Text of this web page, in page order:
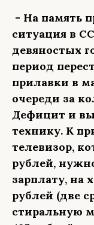
- На память
ситуация в
девяностых
период
прилавки в
очереди за
Дефицит и
технику. К
телевизор,
рублей,
зарплату, на
рублей (две
стиральную